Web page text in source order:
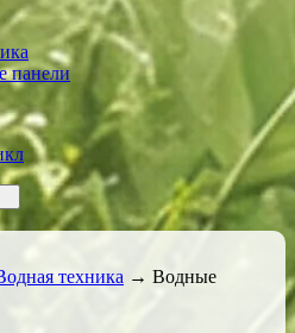
панели
техника → Водные